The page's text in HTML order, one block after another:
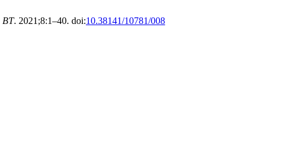
BT. 2021;8:1–40. doi:10.38141/10781/008